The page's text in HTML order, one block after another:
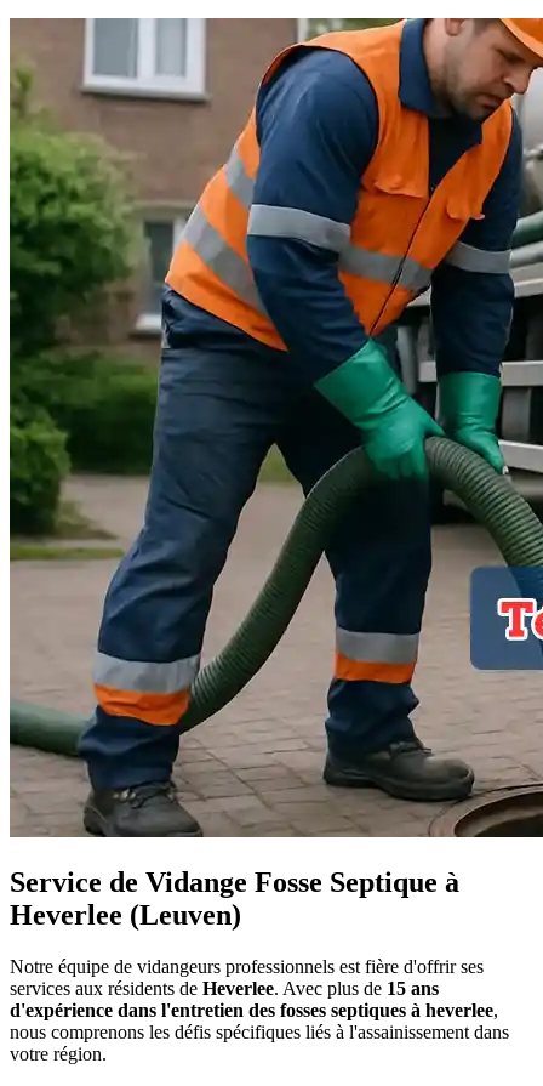
Service de Vidange Fosse Septique à
Heverlee (Leuven)
Notre équipe de vidangeurs professionnels est fière d'offrir ses
services aux résidents de Heverlee. Avec plus de 15 ans
d'expérience dans l'entretien des fosses septiques à heverlee,
nous comprenons les défis spécifiques liés à l'assainissement dans
votre région.